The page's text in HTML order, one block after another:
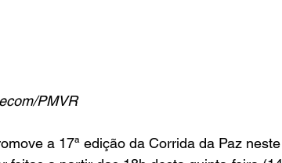
PMVR
a 17ª edição da Corrida da Paz